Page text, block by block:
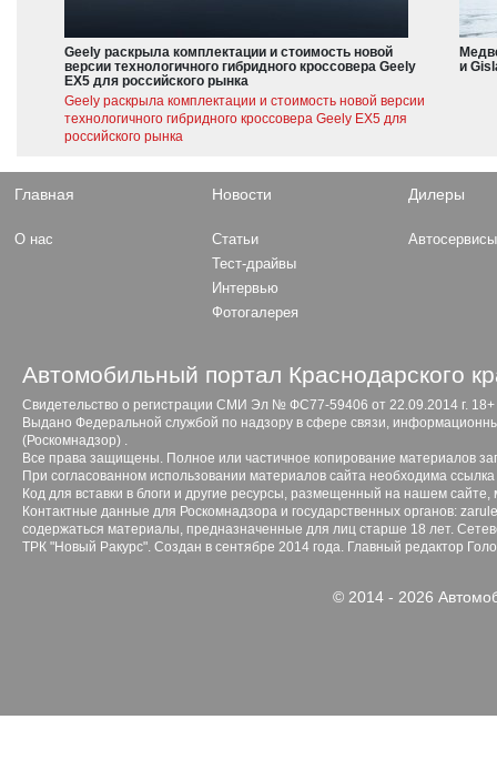
Geely раскрыла комплектации и стоимость новой
версии технологичного гибридного кроссовера Geely
EX5 для российского рынка
Geely раскрыла комплектации и стоимость новой версии
технологичного гибридного кроссовера Geely EX5 для
российского рынка
и
Главная
О нас
Новости
Статьи
Тест-драйвы
Интервью
Фотогалерея
Дилеры
Автосервисы
Автомобильный портал Краснодарского
Свидетельство о регистрации СМИ Эл № ФС77-59406 от 22.09.2014 г. 18+
Выдано Федеральной службой по надзору в сфере связи,
(Роскомнадзор) .
Все права защищены. Полное или частичное копирование материалов
При согласованном использовании материалов сайта необходима ссылка
Код для вставки в блоги и другие ресурсы, размещенный на нашем сайте,
Контактные данные для Роскомнадзора и государственных органов:
содержаться материалы, предназначенные для лиц старше 18 лет.
ТРК "Новый Ракурс". Создан в сентябре 2014 года. Главный редактор
© 2014 - 2026